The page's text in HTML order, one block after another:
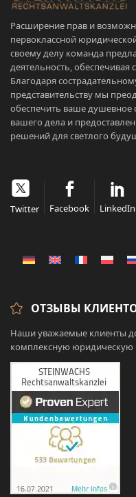
Расширение прав и
первоклассной
своему делу команда
деятельность, обеспечивая
Благодаря
представительству мы
обеспечить ваше душевное
вашего дела и
решений для светлого
Twitter Facebook LinkedIn
ОТЗЫВЫ
Наши уважаемые клиенты
комплексную юридическую